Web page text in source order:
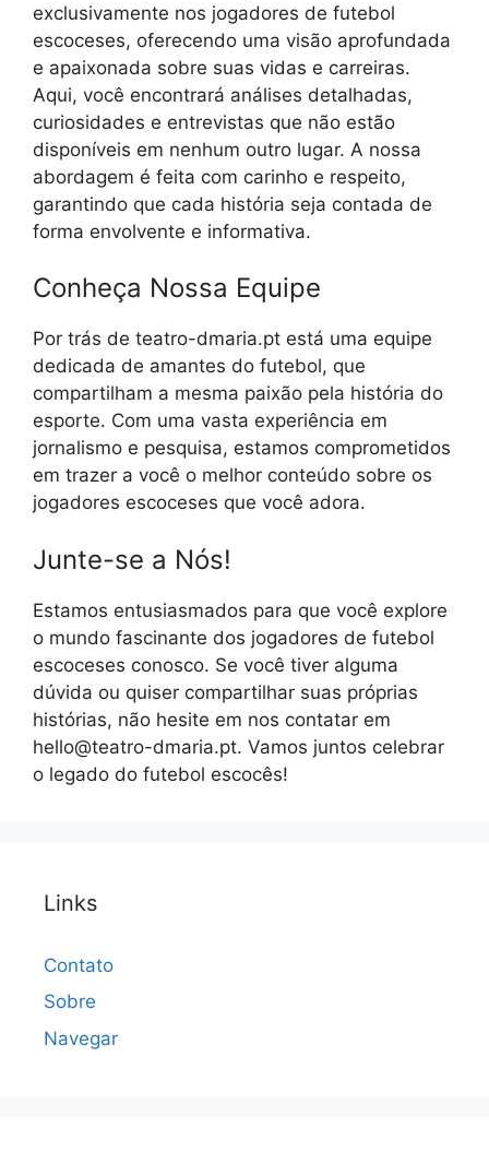
exclusivamente nos jogadores de futebol
escoceses, oferecendo uma visão aprofundada
e apaixonada sobre suas vidas e carreiras.
Aqui, você encontrará análises detalhadas,
curiosidades e entrevistas que não estão
disponíveis em nenhum outro lugar. A nossa
abordagem é feita com carinho e respeito,
garantindo que cada história seja contada de
forma envolvente e informativa.
Conheça Nossa Equipe
Por trás de teatro-dmaria.pt está uma equipe
dedicada de amantes do futebol, que
compartilham a mesma paixão pela história do
esporte. Com uma vasta experiência em
jornalismo e pesquisa, estamos comprometidos
em trazer a você o melhor conteúdo sobre os
jogadores escoceses que você adora.
Junte-se a Nós!
Estamos entusiasmados para que você explore
o mundo fascinante dos jogadores de futebol
escoceses conosco. Se você tiver alguma
dúvida ou quiser compartilhar suas próprias
histórias, não hesite em nos contatar em
hello@teatro-dmaria.pt. Vamos juntos celebrar
o legado do futebol escocês!
Links
Contato
Sobre
Navegar